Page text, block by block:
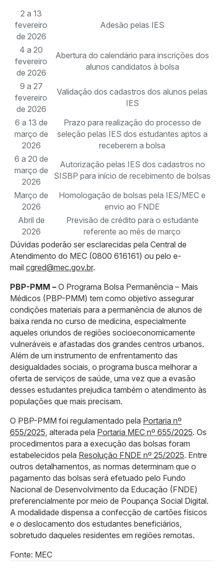
2 a 13
fevereiro
de 2026
Adesão pelas IES
4 a 20
fevereiro
de 2026
Abertura do calendário para inscrições dos
alunos candidatos à bolsa
9 a 27
fevereiro
de 2026
Validação dos cadastros dos alunos pelas
IES
6 a 13 de
março de
2026
Prazo para realização do processo de
seleção pelas IES dos estudantes aptos a
receberem a bolsa
6 a 20 de
março de
2026
Autorização pelas IES dos cadastros no
SISBP para início de recebimento de bolsas
Março de
2026
Homologação de bolsas pela IES/MEC e
envio ao FNDE
Abril de
2026
Previsão de crédito para o estudante
referente ao mês de março
Dúvidas poderão ser esclarecidas pela Central de
Atendimento do MEC (0800 616161) ou pelo e-
mail cgred@mec.gov.br.
PBP-PMM – O Programa Bolsa Permanência – Mais
Médicos (PBP-PMM) tem como objetivo assegurar
condições materiais para a permanência de alunos de
baixa renda no curso de medicina, especialmente
aqueles oriundos de regiões socioeconomicamente
vulneráveis e afastadas dos grandes centros urbanos.
Além de um instrumento de enfrentamento das
desigualdades sociais, o programa busca melhorar a
oferta de serviços de saúde, uma vez que a evasão
desses estudantes prejudica também o atendimento às
populações que mais precisam.
O PBP-PMM foi regulamentado pela Portaria nº
655/2025, alterada pela Portaria MEC nº 655/2025. Os
procedimentos para a execução das bolsas foram
estabelecidos pela Resolução FNDE nº 25/2025. Entre
outros detalhamentos, as normas determinam que o
pagamento das bolsas será efetuado pelo Fundo
Nacional de Desenvolvimento da Educação (FNDE)
preferencialmente por meio de Poupança Social Digital.
A modalidade dispensa a confecção de cartões físicos
e o deslocamento dos estudantes beneficiários,
sobretudo daqueles residentes em regiões remotas.
Fonte: MEC